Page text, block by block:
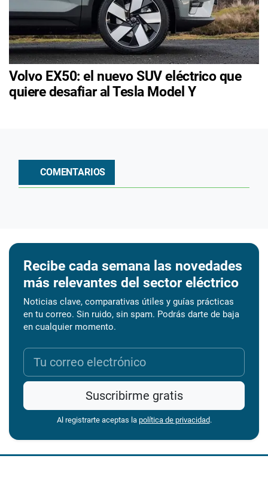
Volvo EX50: el nuevo SUV eléctrico que
quiere desafiar al Tesla Model Y
COMENTARIOS
Recibe cada semana las novedades
más relevantes del sector eléctrico
Noticias clave, comparativas útiles y guías prácticas
en tu correo. Sin ruido, sin spam. Podrás darte de baja
en cualquier momento.
Suscribirme gratis
Al registrarte aceptas la política de privacidad.